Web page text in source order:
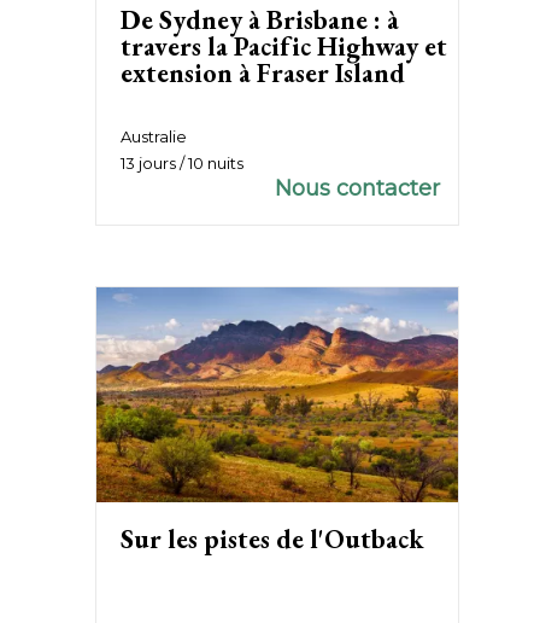
De Sydney à Brisbane : à
travers la Pacific Highway et
extension à Fraser Island
Australie
13 jours / 10 nuits
Nous contacter
Sur les pistes de l'Outback